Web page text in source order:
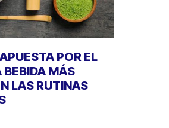
POR EL
MÁS
LAS RUTINAS